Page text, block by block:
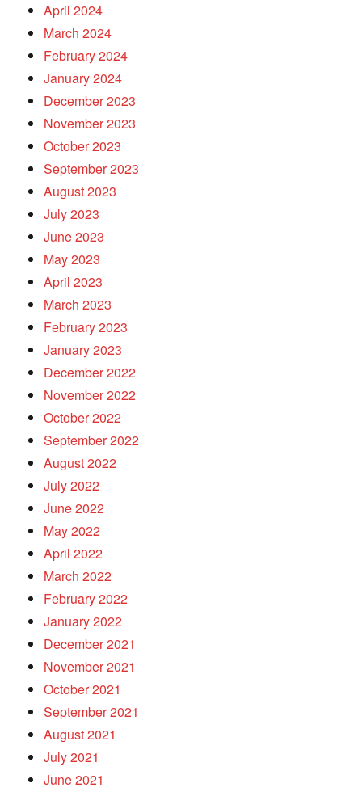
April 2024
March 2024
February 2024
January 2024
December 2023
November 2023
October 2023
September 2023
August 2023
July 2023
June 2023
May 2023
April 2023
March 2023
February 2023
January 2023
December 2022
November 2022
October 2022
September 2022
August 2022
July 2022
June 2022
May 2022
April 2022
March 2022
February 2022
January 2022
December 2021
November 2021
October 2021
September 2021
August 2021
July 2021
June 2021